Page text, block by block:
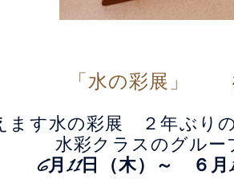
「水の彩展」
ます水の彩展 ２年ぶり
水彩クラスのグルー
6月11日（木）～ ６月